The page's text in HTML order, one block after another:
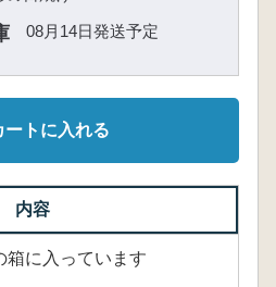
08月14日発送予定
ートに入れる
内容
に入っています